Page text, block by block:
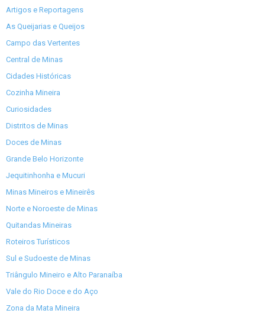
Artigos e Reportagens
As Queijarias e Queijos
Campo das Vertentes
Central de Minas
Cidades Históricas
Cozinha Mineira
Curiosidades
Distritos de Minas
Doces de Minas
Grande Belo Horizonte
Jequitinhonha e Mucuri
Minas Mineiros e Mineirês
Norte e Noroeste de Minas
Quitandas Mineiras
Roteiros Turísticos
Sul e Sudoeste de Minas
Triângulo Mineiro e Alto Paranaíba
Vale do Rio Doce e do Aço
Zona da Mata Mineira